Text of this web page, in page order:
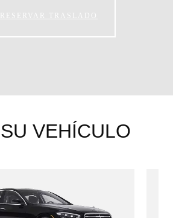
RESERVAR TRASLADO
VEHÍCULO